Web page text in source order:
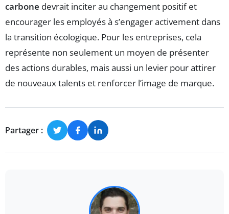
carbone devrait inciter au changement positif et
encourager les employés à s’engager activement dans
la transition écologique. Pour les entreprises, cela
représente non seulement un moyen de présenter
des actions durables, mais aussi un levier pour attirer
de nouveaux talents et renforcer l’image de marque.
Partager :